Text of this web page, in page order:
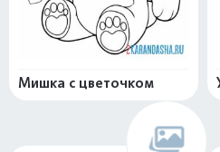
Мишка с цветочком